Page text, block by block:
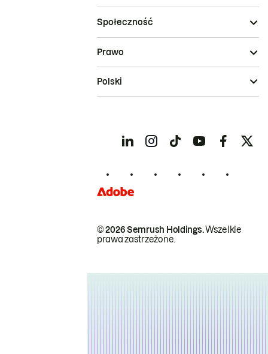
Społeczność
© 2026 Semrush Holdings.Wszelkie
prawa zastrzeżone.
Prawo
Polski